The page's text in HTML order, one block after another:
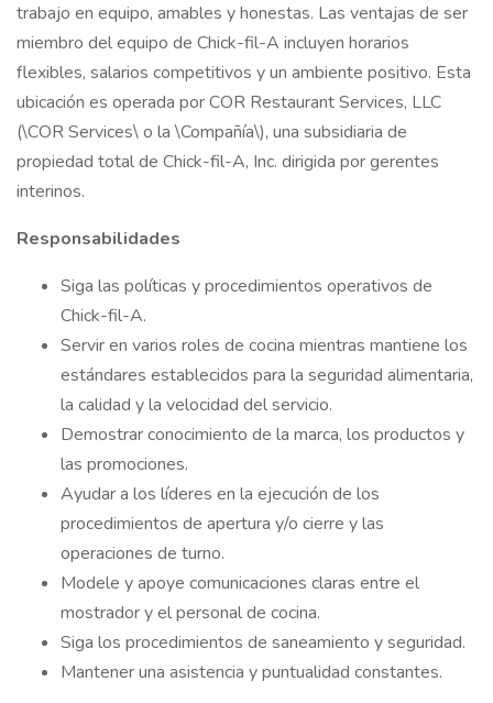
trabajo en equipo, amables y honestas. Las ventajas de ser
miembro del equipo de Chick-fil-A incluyen horarios
flexibles, salarios competitivos y un ambiente positivo. Esta
ubicación es operada por COR Restaurant Services, LLC
(\COR Services\ o la \Compañía\), una subsidiaria de
propiedad total de Chick-fil-A, Inc. dirigida por gerentes
interinos.
Responsabilidades
Siga las políticas y procedimientos operativos de
Chick-fil-A.
Servir en varios roles de cocina mientras mantiene los
estándares establecidos para la seguridad alimentaria,
la calidad y la velocidad del servicio.
Demostrar conocimiento de la marca, los productos y
las promociones.
Ayudar a los líderes en la ejecución de los
procedimientos de apertura y/o cierre y las
operaciones de turno.
Modele y apoye comunicaciones claras entre el
mostrador y el personal de cocina.
Siga los procedimientos de saneamiento y seguridad.
Mantener una asistencia y puntualidad constantes.